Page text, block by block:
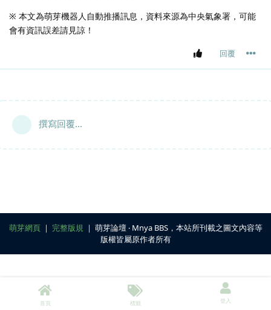
※ 本文為萌芽機器人自動推播訊息，資料來源為中央氣象署，可能
會有資訊誤差請見諒！
回覆
撰寫回覆...
萌芽網頁｜ 完整版規 ｜ 萌芽論壇 ‧ Mnya BBS，本站所刊載之圖文內容等
版權皆屬原作者所有
首頁 標籤 登入